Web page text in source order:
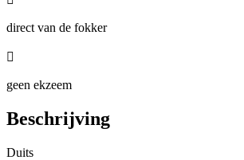
direct van de fokker

geen ekzeem
Beschrijving
Duits